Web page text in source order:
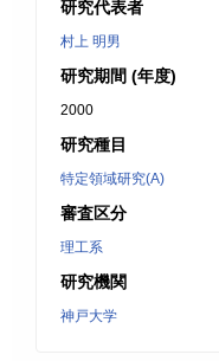
研究代表者
村上 明男
研究期間 (年度)
2000
研究種目
特定領域研究(A)
審査区分
理工系
研究機関
神戸大学